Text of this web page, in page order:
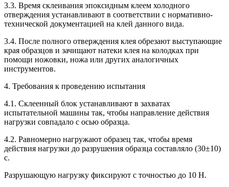
3.3. Время склеивания эпоксидным клеем холодного
отверждения устанавливают в соответствии с нормативно-
технической документацией на клей данного вида.
3.4. После полного отверждения клея обрезают выступающие
края образцов и зачищают натеки клея на колодках при
помощи ножовки, ножа или других аналогичных
инструментов.
4. Требования к проведению испытания
4.1. Склеенный блок устанавливают в захватах
испытательной машины так, чтобы направление действия
нагрузки совпадало с осью образца.
4.2. Равномерно нагружают образец так, чтобы время
действия нагрузки до разрушения образца составляло (30±10)
с.
Разрушающую нагрузку фиксируют с точностью до 10 Н.